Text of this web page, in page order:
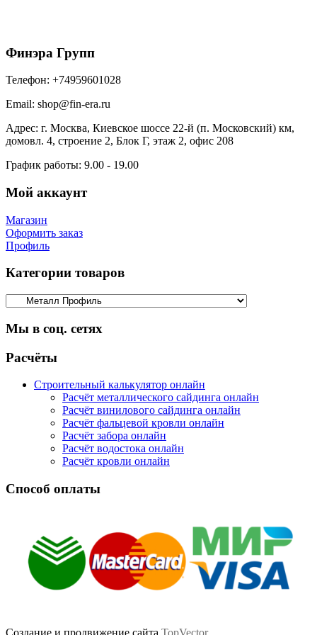
Финэра Групп
Телефон: +74959601028
Email: shop@fin-era.ru
Адрес: г. Москва, Киевское шоссе 22-й (п. Московский) км,
домовл. 4, строение 2, Блок Г, этаж 2, офис 208
График работы: 9.00 - 19.00
Мой аккаунт
Магазин
Оформить заказ
Профиль
Категории товаров
Мы в соц. сетях
Facebook
Twitter
Google
Instagram
Расчёты
Строительный калькулятор онлайн
Расчёт металлического сайдинга онлайн
Расчёт винилового сайдинга онлайн
Расчёт фальцевой кровли онлайн
Расчёт забора онлайн
Расчёт водостока онлайн
Расчёт кровли онлайн
Способ оплаты
Создание и продвижение сайта TopVector